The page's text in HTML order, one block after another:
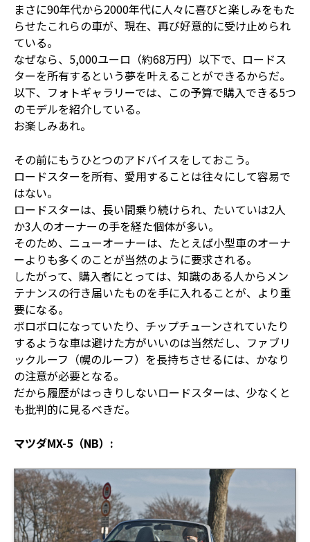
まさに90年代から2000年代に人々に喜びと楽しみをもた
らせたこれらの車が、現在、再び好意的に受け止められ
ている。
なぜなら、5,000ユーロ（約68万円）以下で、ロードス
ターを所有するという夢を叶えることができるからだ。
以下、フォトギャラリーでは、この予算で購入できる5つ
のモデルを紹介している。
お楽しみあれ。
その前にもうひとつのアドバイスをしておこう。
ロードスターを所有、愛用することは往々にして容易で
はない。
ロードスターは、長い間乗り続けられ、たいていは2人
か3人のオーナーの手を経た個体が多い。
そのため、ニューオーナーは、たとえば小型車のオーナ
ーよりも多くのことが当然のように要求される。
したがって、購入者にとっては、知識のある人からメン
テナンスの行き届いたものを手に入れることが、より重
要になる。
ボロボロになっていたり、チップチューンされていたり
するような車は避けた方がいいのは当然だし、ファブリ
ックルーフ（幌のルーフ）を長持ちさせるには、かなり
の注意が必要となる。
だから履歴がはっきりしないロードスターは、少なくと
も批判的に見るべきだ。
マツダMX-5（NB）: